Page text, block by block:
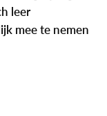
leer
mee te nemen